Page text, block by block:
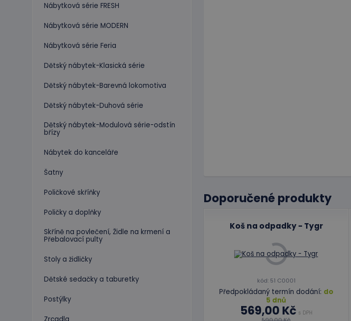
Nábytková série FRESH
Nábytková série MODERN
Nábytková série Feria
Dětský nábytek-Klasická série
Dětský nábytek-Barevná lokomotiva
Dětský nábytek-Duhová série
Dětský nábytek-Modulová série-odstín
břízy
Nábytek do kanceláře
Šatny
Poličkové skříňky
Poličky a doplňky
Skříně na povlečení, Židle na krmení a
Přebalovací pulty
Stoly a židličky
Dětské sedačky a taburetky
Postýlky
Zrcadla
Doporučené produkty
Koš na odpadky - Tygr
kód: 51 C0001
Předpokládaný termín dodání: do
5 dnů
569,00 Kč s DPH